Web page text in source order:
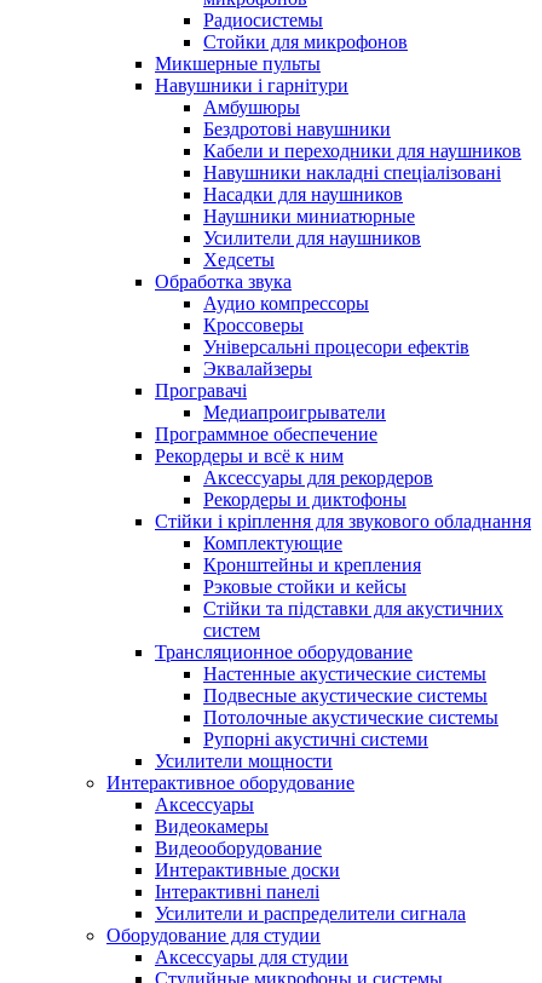
Радиосистемы
Стойки для микрофонов
Микшерные пульты
Навушники і гарнітури
Амбушюры
Бездротові навушники
Кабели и переходники для наушников
Навушники накладні спеціалізовані
Насадки для наушников
Наушники миниатюрные
Усилители для наушников
Хедсеты
Обработка звука
Аудио компрессоры
Кроссоверы
Універсальні процесори ефектів
Эквалайзеры
Програвачі
Медиапроигрыватели
Программное обеспечение
Рекордеры и всё к ним
Аксессуары для рекордеров
Рекордеры и диктофоны
Стійки і кріплення для звукового обладнання
Комплектующие
Кронштейны и крепления
Рэковые стойки и кейсы
Стійки та підставки для акустичних
систем
Трансляционное оборудование
Настенные акустические системы
Подвесные акустические системы
Потолочные акустические системы
Рупорні акустичні системи
Усилители мощности
Интерактивное оборудование
Аксессуары
Видеокамеры
Видеооборудование
Интерактивные доски
Інтерактивні панелі
Усилители и распределители сигнала
Оборудование для студии
Аксессуары для студии
Студийные микрофоны и системы